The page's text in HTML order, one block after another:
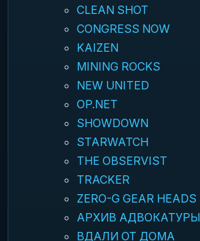
CLEAN SHOT
CONGRESS NOW
KAIZEN
MINING ROCKS
NEW UNITED
OP.NET
SHOWDOWN
STARWATCH
THE OBSERVIST
TRACKER
ZERO-G GEAR HEADS
АРХИВ АДВОКАТУРЫ
ВДАЛИ ОТ ДОМА